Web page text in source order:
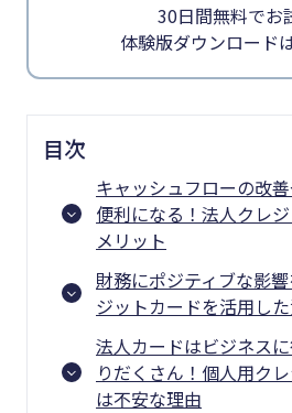
30日間無料でお
体験版ダウンロード
目次
キャッシュフローの改
便利になる！法人クレ
メリット
財務にポジティブな影
ジットカードを活用し
法人カードはビジネス
りだくさん！個人用ク
は不安な理由